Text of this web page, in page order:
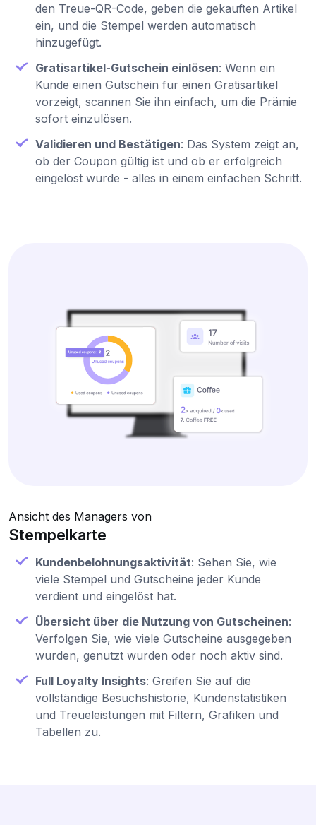
den Treue-QR-Code, geben die gekauften Artikel
ein, und die Stempel werden automatisch
hinzugefügt.
Gratisartikel-Gutschein einlösen: Wenn ein
Kunde einen Gutschein für einen Gratisartikel
vorzeigt, scannen Sie ihn einfach, um die Prämie
sofort einzulösen.
Validieren und Bestätigen: Das System zeigt an,
ob der Coupon gültig ist und ob er erfolgreich
eingelöst wurde - alles in einem einfachen Schritt.
Ansicht des Managers von
Stempelkarte
Kundenbelohnungsaktivität: Sehen Sie, wie
viele Stempel und Gutscheine jeder Kunde
verdient und eingelöst hat.
Übersicht über die Nutzung von Gutscheinen:
Verfolgen Sie, wie viele Gutscheine ausgegeben
wurden, genutzt wurden oder noch aktiv sind.
Full Loyalty Insights: Greifen Sie auf die
vollständige Besuchshistorie, Kundenstatistiken
und Treueleistungen mit Filtern, Grafiken und
Tabellen zu.